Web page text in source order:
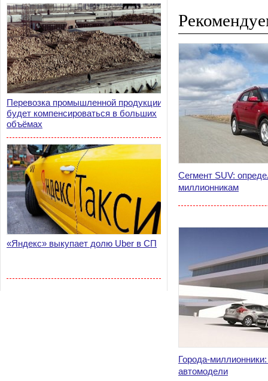
Перевозка промышленной продукции
будет компенсироваться в больших
объёмах
«Яндекс» выкупает долю Uber в СП
Сегмент SUV:
миллионникам
Города-
автомодели